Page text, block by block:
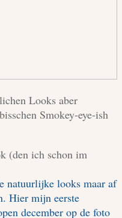
Looks aber
Smokey-eye-ish
(den ich schon im
natuurlijke looks maar af
Hier mijn eerste
december op de foto